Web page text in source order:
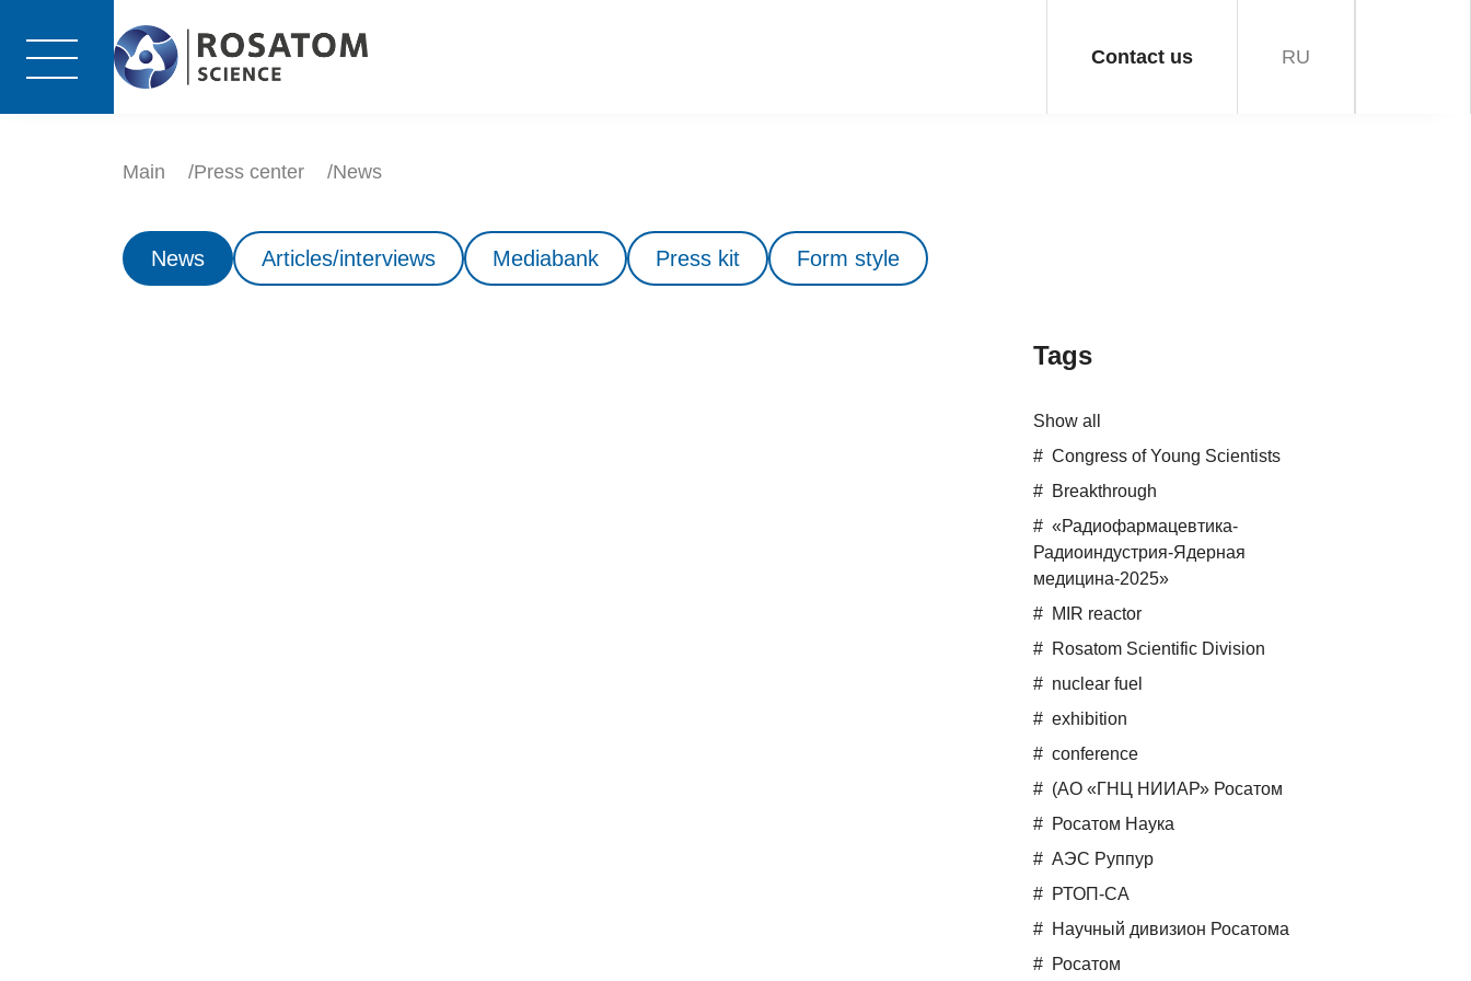
Contact us RU
Main Press center News
News Articles/interviews Mediabank Press kit Form style
Tags
Show all
Congress of Young Scientists
Breakthrough
«Радиофармацевтика-
Радиоиндустрия-Ядерная
медицина-2025»
MIR reactor
Rosatom Scientific Division
nuclear fuel
exhibition
conference
(АО «ГНЦ НИИАР» Росатом
Росатом Наука
АЭС Руппур
РТОП-СА
Научный дивизион Росатома
Росатом